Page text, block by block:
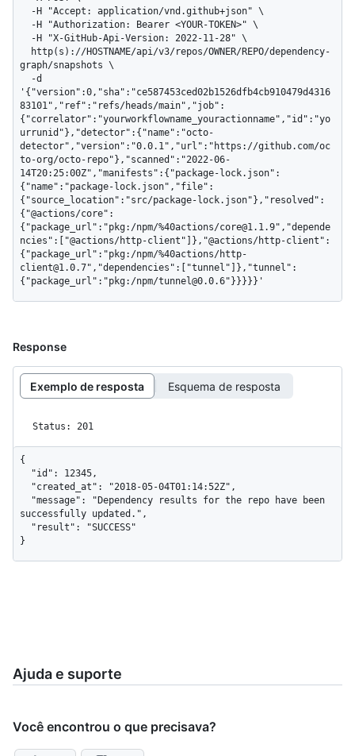
graph/snapshots \
'{"version":0,"sha":"ce587453ced02b1526dfb4cb910479d4316
83101","ref":"refs/heads/main","job":
{"correlator":"yourworkflowname_youractionname","id":"yo
urrunid"},"detector":{"name":"octo-
detector","version":"0.0.1","url":"https://github.com/oc
to-org/octo-repo"},"scanned":"2022-06-
14T20:25:00Z","manifests":{"package-lock.json":
{"name":"package-lock.json","file":
{"source_location":"src/package-lock.json"},"resolved":
{"@actions/core":
{"package_url":"pkg:/npm/%40actions/core@1.1.9","depende
ncies":["@actions/http-client"]},"@actions/http-client":
{"package_url":"pkg:/npm/%40actions/http-
client@1.0.7","dependencies":["tunnel"]},"tunnel":
{"package_url":"pkg:/npm/tunnel@0.0.6"}}}}}'
Response
Exemplo de resposta Esquema de resposta
Status: 201
{
successfully updated.",
}
Ajuda e suporte
Você encontrou o que precisava?